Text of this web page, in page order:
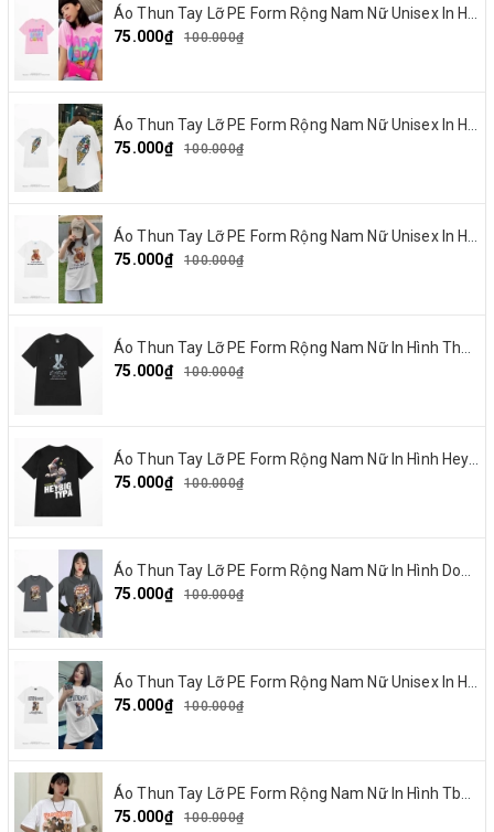
75.000₫
100.000₫
75.000₫
100.000₫
75.000₫
100.000₫
75.000₫
100.000₫
75.000₫
100.000₫
75.000₫
100.000₫
75.000₫
100.000₫
75.000₫
100.000₫